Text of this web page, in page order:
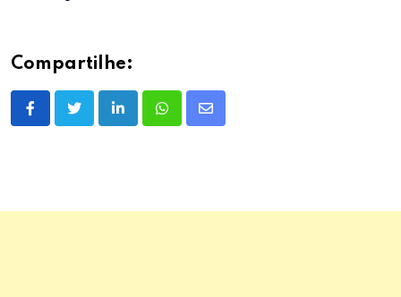
Compartilhe:
LinkedInWhatsappShare